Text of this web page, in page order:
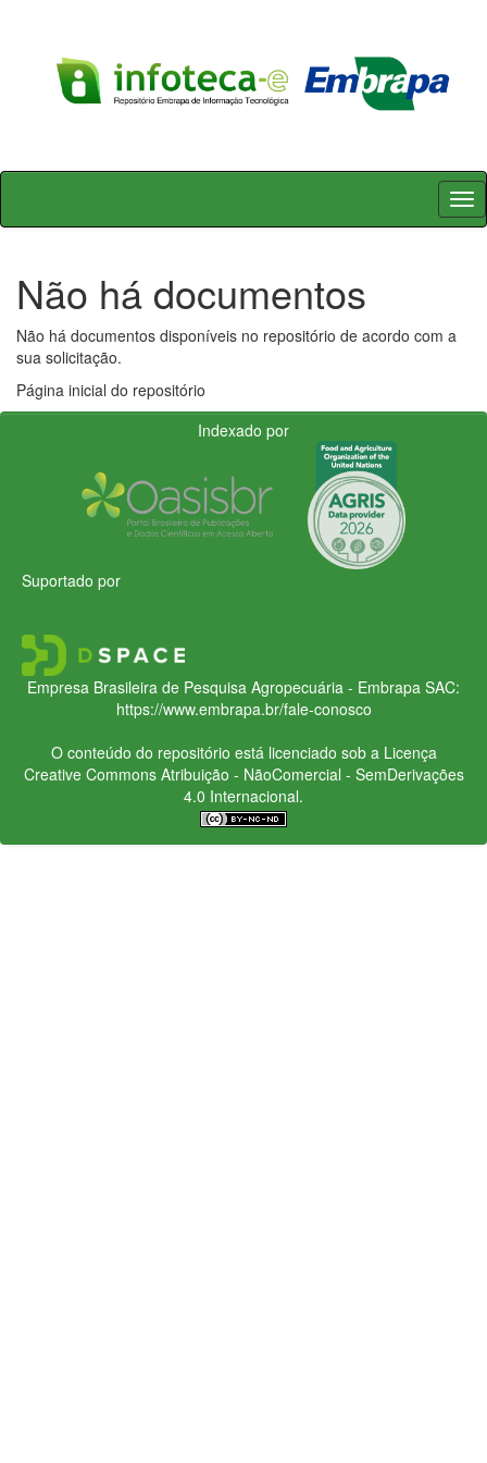
Skip
Não há documentos
Não há documentos disponíveis no repositório de acordo com a
sua solicitação.
Página inicial do repositório
Indexado por
Suportado por
Empresa Brasileira de Pesquisa Agropecuária - Embrapa SAC:
https://www.embrapa.br/fale-conosco
O conteúdo do repositório está licenciado sob a Licença
Creative CommonsAtribuição - NãoComercial - SemDerivações
4.0 Internacional.